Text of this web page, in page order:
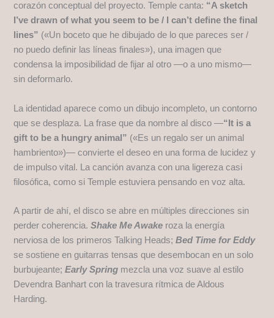
corazón conceptual del proyecto. Temple canta: “A sketch
I’ve drawn of what you seem to be / I can’t define the final
lines” («Un boceto que he dibujado de lo que pareces ser /
no puedo definir las líneas finales»), una imagen que
condensa la imposibilidad de fijar al otro —o a uno mismo—
sin deformarlo.
La identidad aparece como un dibujo incompleto, un contorno
que se desplaza. La frase que da nombre al disco —“It is a
gift to be a hungry animal” («Es un regalo ser un animal
hambriento»)— convierte el deseo en una forma de lucidez y
de impulso vital. La canción avanza con una ligereza casi
filosófica, como si Temple estuviera pensando en voz alta.
A partir de ahí, el disco se abre en múltiples direcciones sin
perder coherencia.Shake Me Awake roza la energía
nerviosa de los primeros Talking Heads;Bed Time for Eddy
se sostiene en guitarras tensas que desembocan en un solo
burbujeante;Early Spring mezcla una voz suave al estilo
Devendra Banhart con la travesura rítmica de Aldous
Harding.